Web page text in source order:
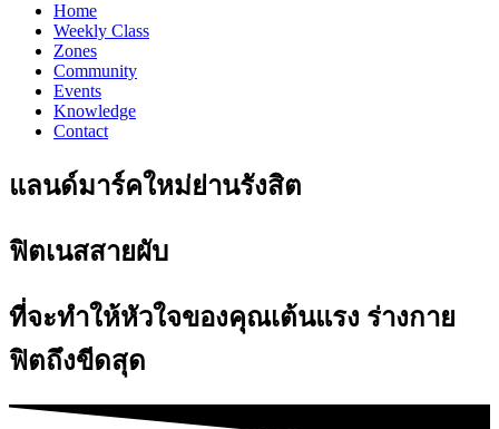
Home
Weekly Class
Zones
Community
Events
Knowledge
Contact
แลนด์มาร์คใหม่ย่านรังสิต
ฟิตเนสสายผับ
ที่จะทำให้หัวใจของคุณเต้นแรง ร่างกาย
ฟิตถึงขีดสุด